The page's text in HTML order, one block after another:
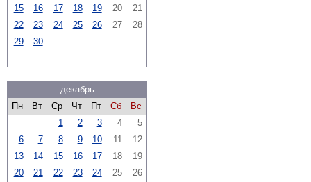
15
16 17 18 19 20
21
22
23 24 25 26 27
28
29
30
декабрь
Пн
Вт Ср Чт Пт Сб
Вс
1
2 3 4
5
6
7 8 9 10 11
12
13
14 15 16 17 18
19
20
21 22 23 24 25
26